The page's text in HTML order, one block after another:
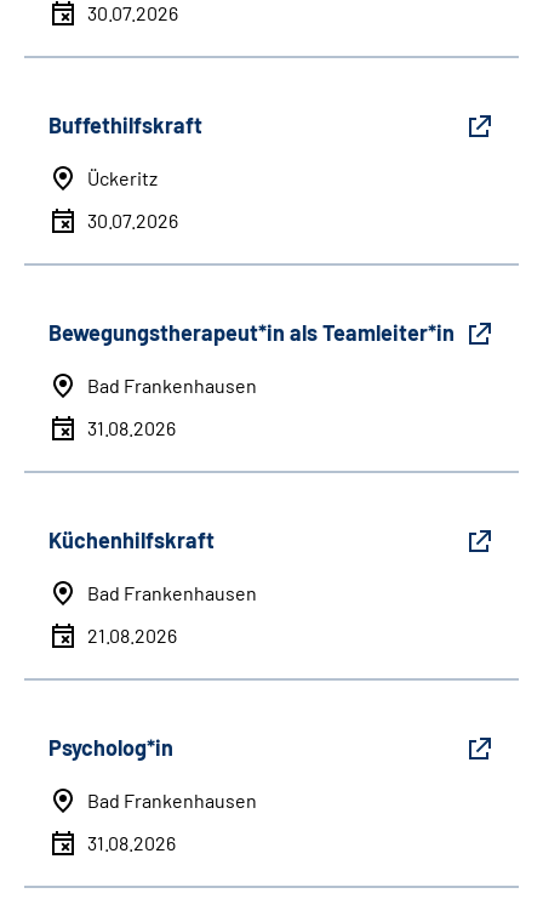
30.07.2026
Buffethilfskraft
Ückeritz
30.07.2026
Bewegungstherapeut*in als Teamleiter*in
Bad Frankenhausen
31.08.2026
Küchenhilfskraft
Bad Frankenhausen
21.08.2026
Psycholog*in
Bad Frankenhausen
31.08.2026